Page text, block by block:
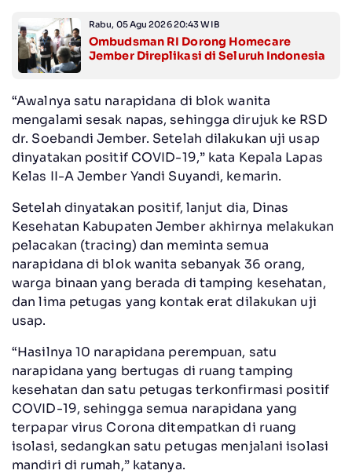
Rabu, 05 Agu 2026 20:43 WIB
Ombudsman RI Dorong Homecare
Jember Direplikasi di Seluruh Indonesia
“Awalnya satu narapidana di blok wanita
mengalami sesak napas, sehingga dirujuk ke RSD
dr. Soebandi Jember. Setelah dilakukan uji usap
dinyatakan positif COVID-19,” kata Kepala Lapas
Kelas II-A Jember Yandi Suyandi, kemarin.
Setelah dinyatakan positif, lanjut dia, Dinas
Kesehatan Kabupaten Jember akhirnya melakukan
pelacakan (tracing) dan meminta semua
narapidana di blok wanita sebanyak 36 orang,
warga binaan yang berada di tamping kesehatan,
dan lima petugas yang kontak erat dilakukan uji
usap.
“Hasilnya 10 narapidana perempuan, satu
narapidana yang bertugas di ruang tamping
kesehatan dan satu petugas terkonfirmasi positif
COVID-19, sehingga semua narapidana yang
terpapar virus Corona ditempatkan di ruang
isolasi, sedangkan satu petugas menjalani isolasi
mandiri di rumah,” katanya.